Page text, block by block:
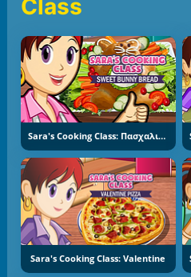
Class
Sara's Cooking Class: Πασχαλινό Ψωμί
Sara's Cooking Class: Valentine